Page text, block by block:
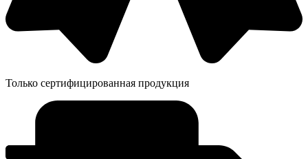
Только сертифицированная продукция